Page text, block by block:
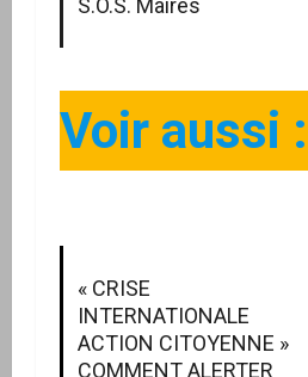
S.O.S. Maires
Voir aussi :
« CRISE
INTERNATIONALE
ACTION CITOYENNE »
COMMENT ALERTER